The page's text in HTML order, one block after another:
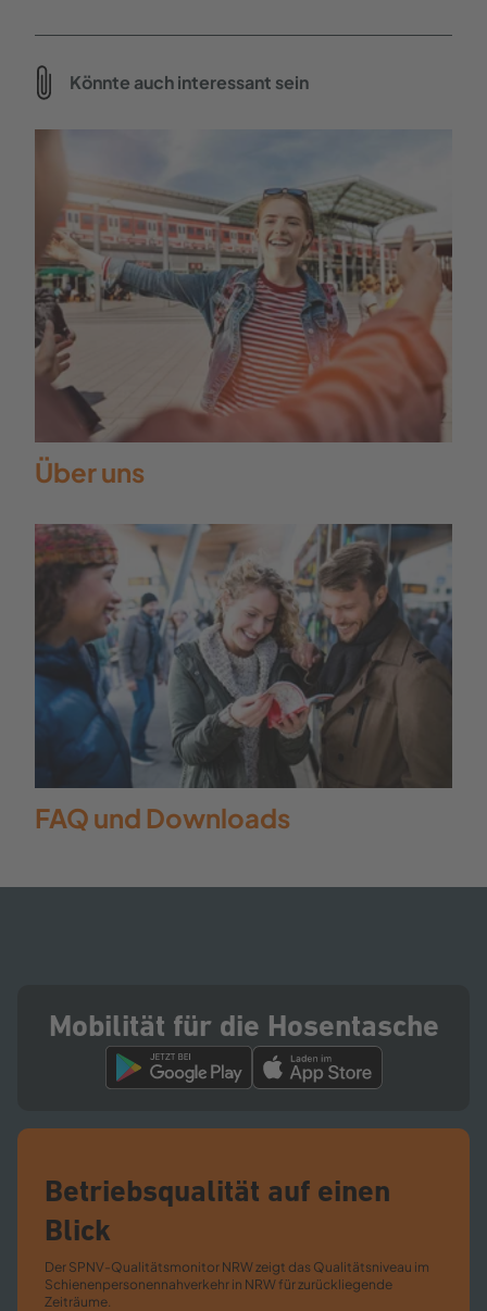
Könnte auch interessant sein
Über uns
FAQ und Downloads
Mobilität für die Hosentasche
Betriebsqualität auf einen
Blick
Der SPNV-​Qualitätsmonitor NRW zeigt das Qualitätsniveau im
Schienenpersonennahverkehr in NRW für zurückliegende
Zeiträume.